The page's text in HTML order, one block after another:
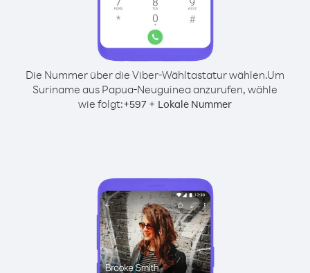
Die Nummer über die Viber-Wähltastatur wählen.Um
Suriname aus Papua-Neuguinea anzurufen, wähle
wie folgt:+597 + Lokale Nummer